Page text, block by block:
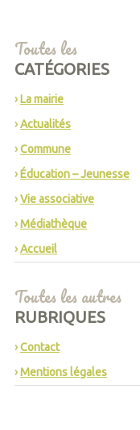
Toutes les
CATÉGORIES
La mairie
Actualités
Commune
Éducation – Jeunesse
Vie associative
Médiathèque
Accueil
Toutes les autres
RUBRIQUES
Contact
Mentions légales